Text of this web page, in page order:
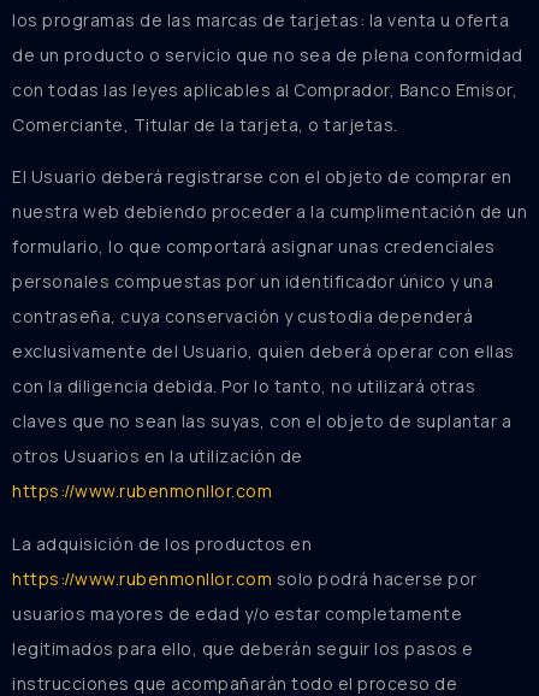
los programas de las marcas de tarjetas: la venta u oferta
de un producto o servicio que no sea de plena conformidad
con todas las leyes aplicables al Comprador, Banco Emisor,
Comerciante, Titular de la tarjeta, o tarjetas.
El Usuario deberá registrarse con el objeto de comprar en
nuestra web debiendo proceder a la cumplimentación de un
formulario, lo que comportará asignar unas credenciales
personales compuestas por un identificador único y una
contraseña, cuya conservación y custodia dependerá
exclusivamente del Usuario, quien deberá operar con ellas
con la diligencia debida. Por lo tanto, no utilizará otras
claves que no sean las suyas, con el objeto de suplantar a
otros Usuarios en la utilización de
https://www.rubenmonllor.com
La adquisición de los productos en
https://www.rubenmonllor.com solo podrá hacerse por
usuarios mayores de edad y/o estar completamente
legitimados para ello, que deberán seguir los pasos e
instrucciones que acompañarán todo el proceso de